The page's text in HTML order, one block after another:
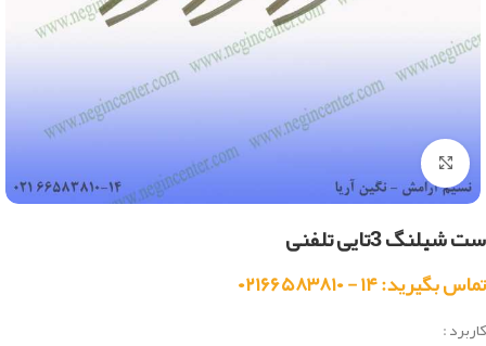
بزرگنمایی تصویر
ست شیلنگ 3تایی تلفنی
تماس بگیرید: ۱۴ - ۰۲۱۶۶۵۸۳۸۱۰
کاربرد :